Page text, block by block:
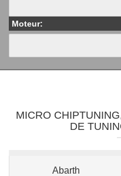
Moteur:
MICRO
DE
Abarth